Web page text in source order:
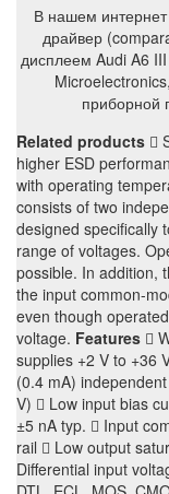
В нашем интернет
драйвер
дисплеем Audi A6
приборной
Related products 
higher ESD
with operating
consists of two
designed specifically
range of voltages.
possible. In addition,
the input common-
even though
voltage. Features 
supplies +2 V to +36
(0.4 mA)
V)  Low input bias
±5 nA typ.  Input
rail  Low output
Differential input